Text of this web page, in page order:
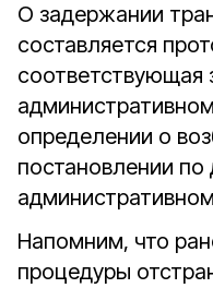
О задержании
составляется
соответствующая
определении о
постановлении по
Напомним, что
процедуры